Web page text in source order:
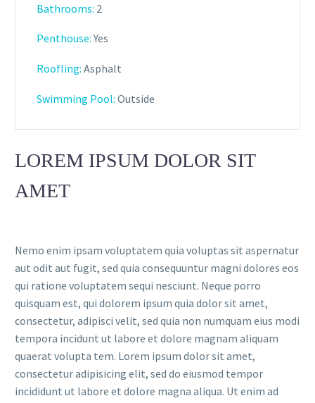
Bathrooms: 2
Penthouse:Yes
Roofling: Asphalt
Swimming Pool: Outside
LOREM IPSUM DOLOR SIT
AMET
Nemo enim ipsam voluptatem quia voluptas sit aspernatur
aut odit aut fugit, sed quia consequuntur magni dolores eos
qui ratione voluptatem sequi nesciunt. Neque porro
quisquam est, qui dolorem ipsum quia dolor sit amet,
consectetur, adipisci velit, sed quia non numquam eius modi
tempora incidunt ut labore et dolore magnam aliquam
quaerat volupta tem. Lorem ipsum dolor sit amet,
consectetur adipisicing elit, sed do eiusmod tempor
incididunt ut labore et dolore magna aliqua. Ut enim ad